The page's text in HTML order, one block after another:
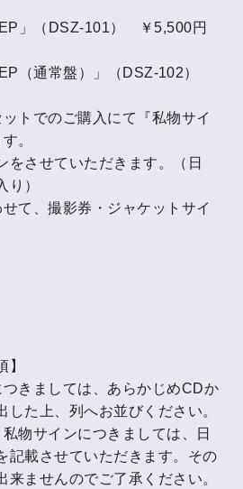
」（DSZ-101） ￥5,500円
（通常盤）」（DSZ-102）
トでのご購入にて『私物サイ
。
をさせていただきます。（日
り）
て、撮影券・ジャケットサイ
】
きましては、あらかじめCDか
した上、列へお並びください。
物サインにつきましては、日
記載させていただきます。その
来ませんのでご了承ください。